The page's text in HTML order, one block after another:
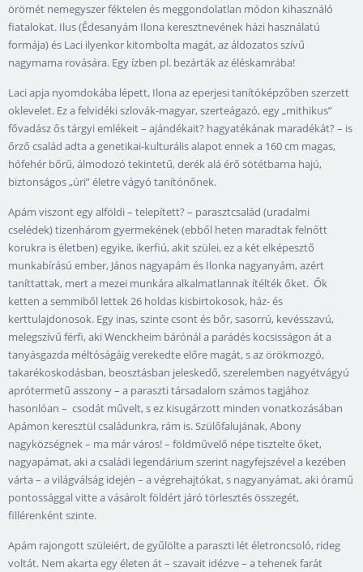
örömét nemegyszer féktelen és meggondolatlan módon kihasználó
fiatalokat. Ilus (Édesanyám Ilona keresztnevének házi használatú
formája) és Laci ilyenkor kitombolta magát, az áldozatos szívű
nagymama rovására. Egy ízben pl. bezárták az éléskamrába!
Laci apja nyomdokába lépett, Ilona az eperjesi tanítóképzőben szerzett
oklevelet. Ez a felvidéki szlovák-magyar, szerteágazó, egy „mithikus”
fővadász ős tárgyi emlékeit – ajándékait? hagyatékának maradékát? – is
őrző család adta a genetikai-kulturális alapot ennek a 160 cm magas,
hófehér bőrű, álmodozó tekintetű, derék alá érő sötétbarna hajú,
biztonságos „úri” életre vágyó tanítónőnek.
Apám viszont egy alföldi – telepített? – parasztcsalád (uradalmi
cselédek) tizenhárom gyermekének (ebből heten maradtak felnőtt
korukra is életben) egyike, ikerfiú, akit szülei, ez a két elképesztő
munkabírású ember, János nagyapám és Ilonka nagyanyám, azért
taníttattak, mert a mezei munkára alkalmatlannak ítélték őket. Ők
ketten a semmiből lettek 26 holdas kisbirtokosok, ház- és
kerttulajdonosok. Egy inas, szinte csont és bőr, sasorrú, kevésszavú,
melegszívű férfi, aki Wenckheim bárónál a parádés kocsisságon át a
tanyásgazda méltóságáig verekedte előre magát, s az örökmozgó,
takarékoskodásban, beosztásban jeleskedő, szerelemben nagyétvágyú
aprótermetű asszony – a paraszti társadalom számos tagjához
hasonlóan – csodát művelt, s ez kisugárzott minden vonatkozásában
Apámon keresztül családunkra, rám is. Szülőfalujának, Abony
nagyközségnek – ma már város! – földművelő népe tisztelte őket,
nagyapámat, aki a családi legendárium szerint nagyfejszével a kezében
várta – a világválság idején – a végrehajtókat, s nagyanyámat, aki óramű
pontossággal vitte a vásárolt földért járó törlesztés összegét,
fillérenként szinte.
Apám rajongott szüleiért, de gyűlölte a paraszti lét életroncsoló, rideg
voltát. Nem akarta egy életen át – szavait idézve – a tehenek farát